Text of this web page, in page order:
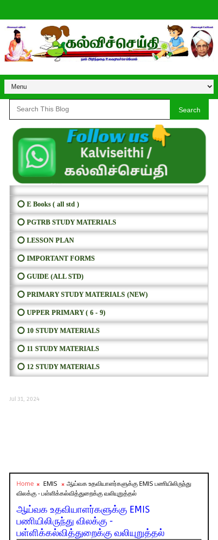
Search
⭕ E Books ( all std )
⭕ PGTRB STUDY MATERIALS
⭕ LESSON PLAN
⭕ IMPORTANT FORMS
⭕ GUIDE (ALL STD)
⭕ PRIMARY STUDY MATERIALS (NEW)
⭕ UPPER PRIMARY ( 6 - 9)
⭕ 10 STUDY MATERIALS
⭕ 11 STUDY MATERIALS
⭕ 12 STUDY MATERIALS
Jul 31, 2024
Home EMIS
ஆய்வக உதவியாளர்களுக்கு EMIS பணியிலிருந்து
விலக்கு - பள்ளிக்கல்வித்துறைக்கு வலியுறுத்தல்
ஆய்வக உதவியாளர்களுக்கு EMIS
பணியிலிருந்து விலக்கு -
பள்ளிக்கல்வித்துறைக்கு வலியுறுத்தல்